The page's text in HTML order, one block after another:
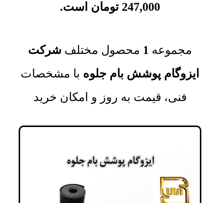
247,000 تومان است.
مجموعه‌ 1 محصول مختلف شرکت
ایزوگام پوشش بام جلوه با مشخصات
فنی، قیمت به روز و امکان خرید